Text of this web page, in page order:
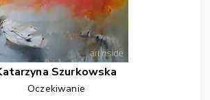
Szurkowska
Oczekiwanie